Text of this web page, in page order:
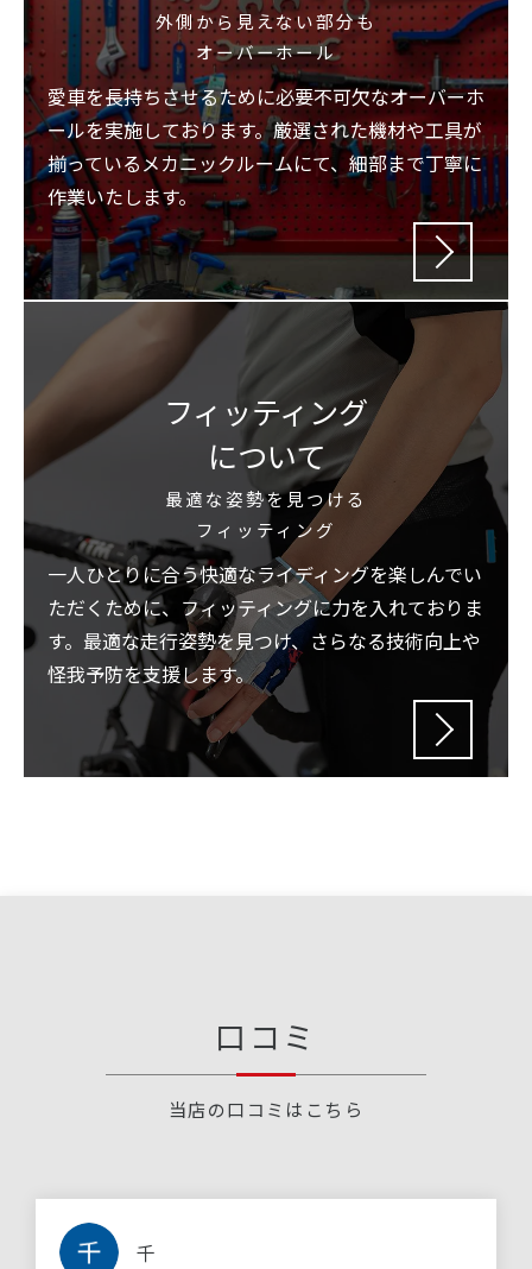
外側から見えない部分も
オーバーホール
愛車を長持ちさせるために必要不可欠なオーバーホ
ールを実施しております。厳選された機材や工具が
揃っているメカニックルームにて、細部まで丁寧に
作業いたします。
フィッティング
について
最適な姿勢を見つける
フィッティング
一人ひとりに合う快適なライディングを楽しんでい
ただくために、フィッティングに力を入れておりま
す。最適な走行姿勢を見つけ、さらなる技術向上や
怪我予防を支援します。
当店の口コミはこちら
口コミ
千